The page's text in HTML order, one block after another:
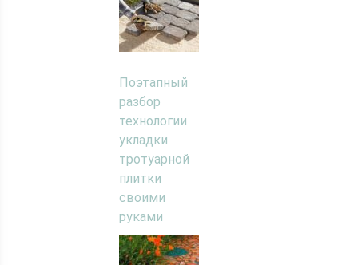
Поэтапный
разбор
технологии
укладки
тротуарной
плитки
своими
руками